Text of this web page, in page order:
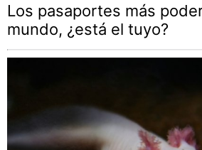
Los pasaportes más
mundo, ¿está el tuyo?